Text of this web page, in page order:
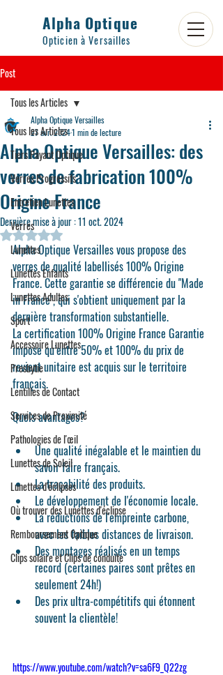
Alpha Optique
Opticien à Versailles
Post
Tous les Articles
Tiers Payant Optique
Verres Progressifs
Entretien Lunettes
Verres
Lunettes
Lunettes Enfants
Lunettes Adultes
Sport
Accessoire Lunettes
Presbytie
Lentilles de Contact
Services de Proximité
Pathologies de l'œil
Lunettes de Soleil
Lunettes d'éclipses
Où trouver des Lunettes d'éclipse
Remboursement Optique
Clips solaire et Clips de conduite
Tous les Articles
Alpha Optique Versailles: des
verres de fabrication 100%
Origine France
Alpha Optique Versailles
27 avr. 20241 min de lecture
Dernière mise à jour :11 oct. 2024
Noté NaN étoiles sur 5.
Alpha Optique Versailles vous propose des
verres de qualité labellisés 100% Origine
France. Cette garantie se différencie du "Made
in France", qui s'obtient uniquement par la
dernière transformation substantielle.
La certification 100% Origine France Garantie
impose qu’entre 50% et 100% du prix de
revient unitaire est acquis sur le territoire
français.
Quels avantages?
Une qualité inégalable et le maintien du
savoir faire français.
La traçabilité des produits.
Le développement de l'économie locale.
La réductions de l'empreinte carbone,
avec les faibles distances de livraison.
Des montages réalisés en un temps
record (certaines paires sont prêtes en
seulement 24h!)
Des prix ultra-compétitifs qui étonnent
souvent la clientèle!
https://www.youtube.com/watch?v=sa6F9_Q22zg